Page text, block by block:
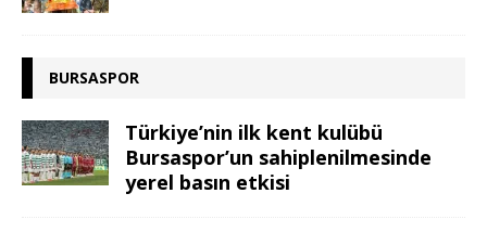
BURSASPOR
Türkiye’nin ilk kent kulübü
Bursaspor’un sahiplenilmesinde
yerel basın etkisi